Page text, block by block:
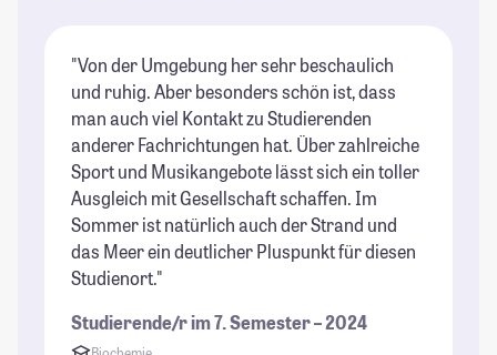
"Von der Umgebung her sehr beschaulich
und ruhig. Aber besonders schön ist, dass
man auch viel Kontakt zu Studierenden
anderer Fachrichtungen hat. Über zahlreiche
Sport und Musikangebote lässt sich ein toller
Ausgleich mit Gesellschaft schaffen. Im
Sommer ist natürlich auch der Strand und
das Meer ein deutlicher Pluspunkt für diesen
Studienort."
Studierende/r im 7. Semester – 2024